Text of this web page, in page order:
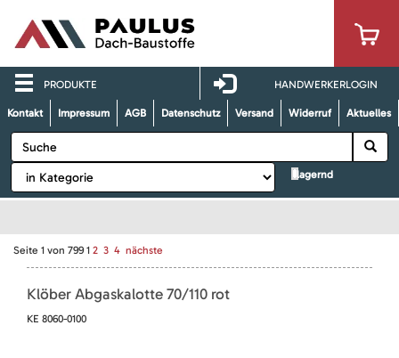
PRODUKTE HANDWERKERLOGIN
Kontakt Impressum AGB Datenschutz Versand Widerruf Aktuelles
lagernd
Seite 1 von 799 1 2 3 4 nächste
Klöber Abgaskalotte 70/110 rot
KE 8060-0100